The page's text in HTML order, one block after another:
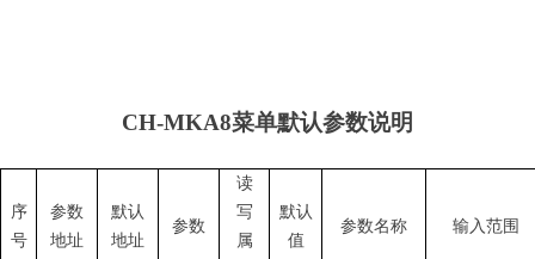
CH-MKA8菜单默认参数说明
序
号
参数
地址
默认
地址
参数
读
写
属
默认
值
参数名称 输入范围